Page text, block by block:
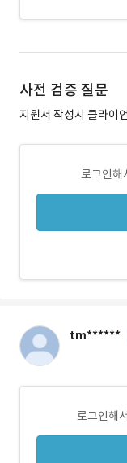
사전 검증 질문
지원서 작성시 클라이
로그인해
tm******
로그인해